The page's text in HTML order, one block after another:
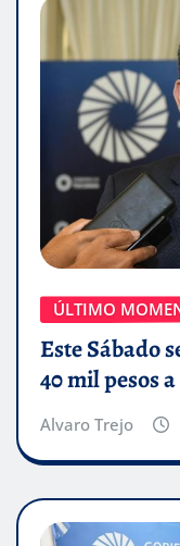
ÚLTIMO
Este Sábado
40 mil pesos
Alvaro Trejo